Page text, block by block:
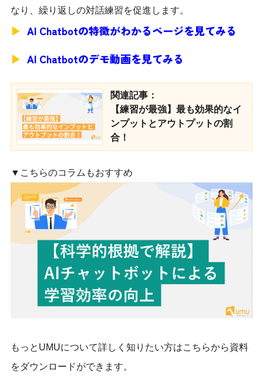
なり、繰り返しの対話練習を促進します。
︎AI Chatbotの特徴がわかるページを見てみる
︎AI Chatbotのデモ動画を見てみる
関連記事：
【練習が最強】最も効果的なイ
ンプットとアウトプットの割
合！
▼こちらのコラムもおすすめ
もっとUMUについて詳しく知りたい方はこちらから資料
をダウンロードができます。